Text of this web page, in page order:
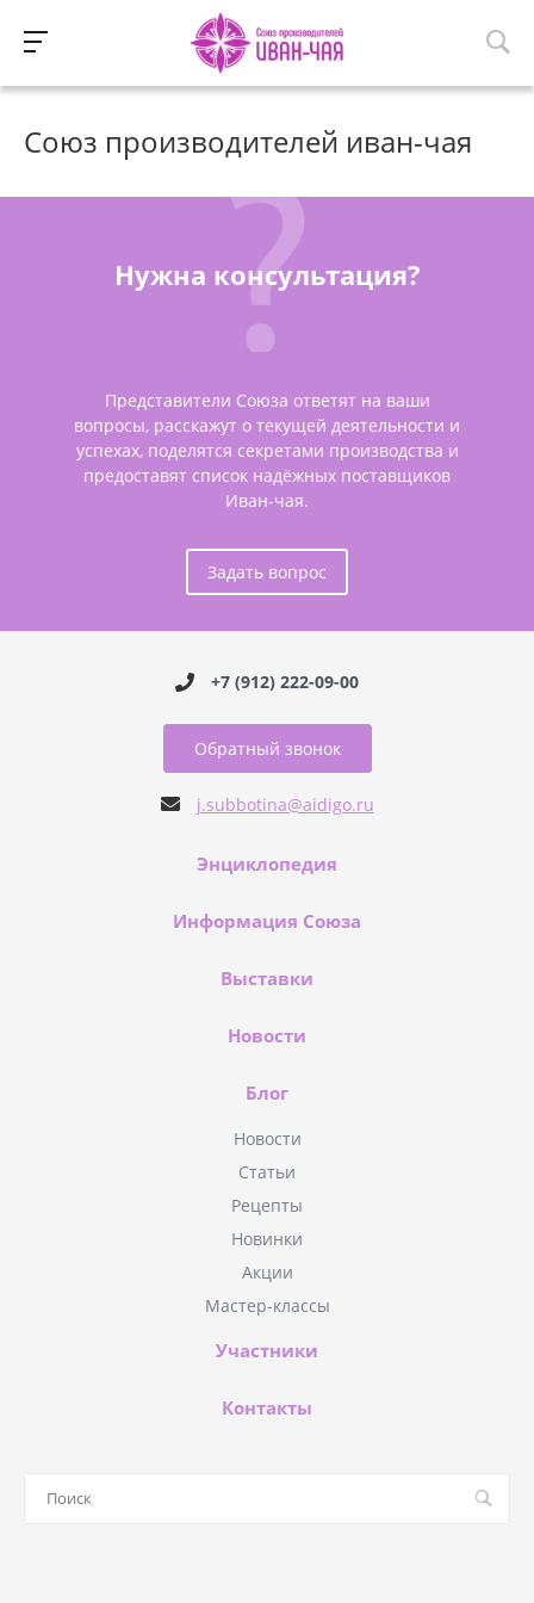
Союз производителей иван-чая
Нужна консультация?
Представители Союза ответят на ваши
вопросы, расскажут о текущей деятельности и
успехах, поделятся секретами производства и
предоставят список надёжных поставщиков
Иван-чая.
Задать вопрос
+7 (912) 222-09-00
Обратный звонок
j.subbotina@aidigo.ru
Энциклопедия
Информация Союза
Выставки
Новости
Блог
Новости
Статьи
Рецепты
Новинки
Акции
Мастер-классы
Участники
Контакты